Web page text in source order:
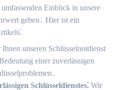
Einblick in unsere
geben․ Hier ist ein
unseren Schlüsselnotdienst
einer zuverlässigen
Schlüsseldienstes⁚ Wir